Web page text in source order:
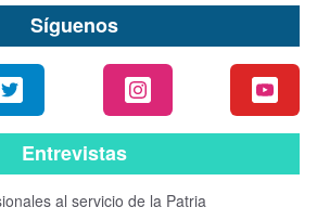
Síguenos
Entrevistas
al servicio de la Patria